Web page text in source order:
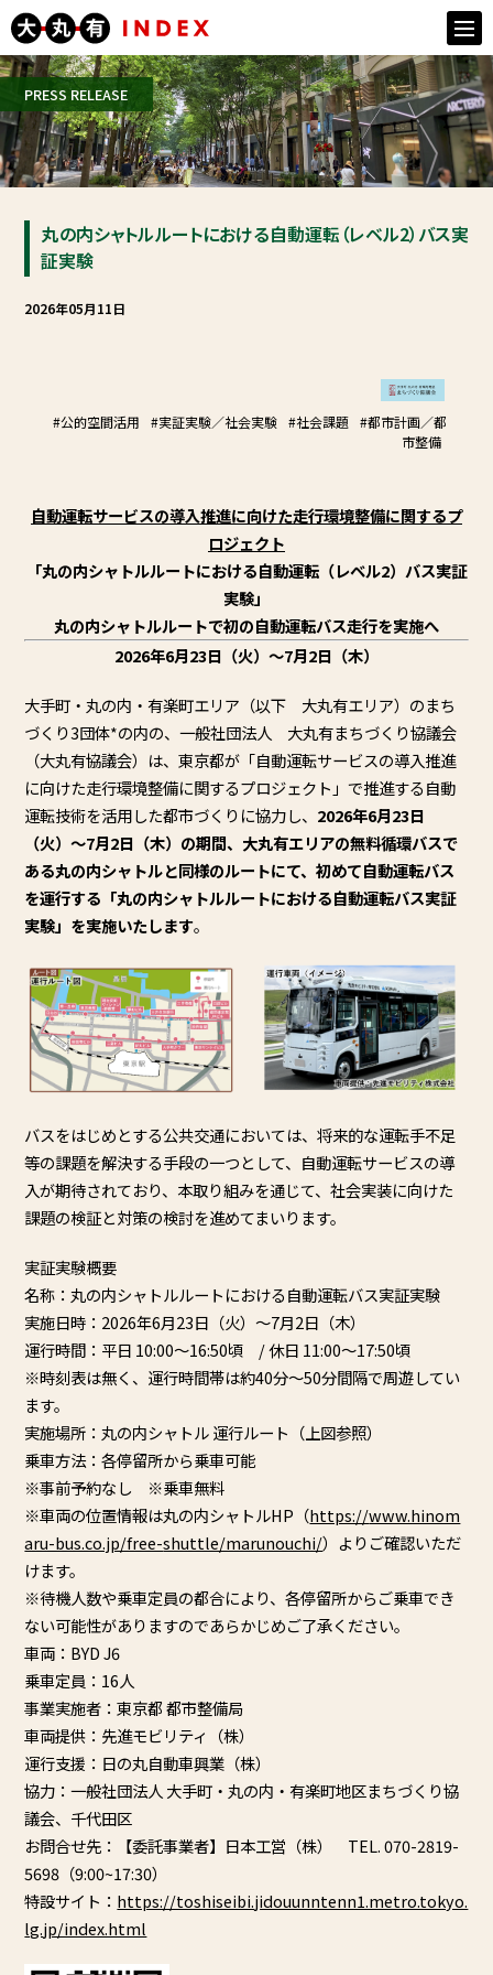
PRESS RELEASE
丸の内シャトルルートにおける自動運転（レベル2）バス実
証実験
2026年05月11日
#公的空間活用 #実証実験／社会実験 #社会課題
#都市計画／都
市整備
自動運転サービスの導入推進に向けた走行環境整備に関するプ
ロジェクト
「丸の内シャトルルートにおける自動運転（レベル2） バス実証
実験」
丸の内シャトルルートで初の自動運転バス走行を実施へ
2026年6月23日（火）～7月2日（木）
大手町・丸の内・有楽町エリア（以下 大丸有エリア）のまち
づくり3団体*の内の、一般社団法人 大丸有まちづくり協議会
（大丸有協議会）は、東京都が「自動運転サービスの導入推進
に向けた走行環境整備に関するプロジェクト」で推進する自動
運転技術を活用した都市づくりに協力し、 2026年6月23日
（火）～7月2日（木）の期間、 大丸有エリアの無料循環バスで
ある丸の内シャトルと同様のルートにて、初めて自動運転バス
を運行する「丸の内シャトルルートにおける自動運転バス実証
実験」 を実施いたします。
バスをはじめとする公共交通においては、将来的な運転手不足
等の課題を解決する手段の一つとして、 自動運転サービスの導
入が期待されており、本取り組みを通じて、社会実装に向けた
課題の検証と対策の検討を進めてまいります。
実証実験概要
名称：丸の内シャトルルートにおける自動運転バス実証実験
実施日時：2026年6月23日（火）～7月2日（木）
運行時間：平日 10:00～16:50頃 / 休日 11:00～17:50頃
※時刻表は無く、運行時間帯は約40分～50分間隔で周遊してい
ます。
実施場所：丸の内シャトル 運行ルート（上図参照）
乗車方法：各停留所から乗車可能
※事前予約なし ※乗車無料
※車両の位置情報は丸の内シャトルHP（https://www.hinom
aru-bus.co.jp/free-shuttle/marunouchi/） よりご確認いただ
けます。
※待機人数や乗車定員の都合により、各停留所からご乗車でき
ない可能性がありますのであらかじめご了承ください。
車両：BYD J6
乗車定員：16人
事業実施者：東京都 都市整備局
車両提供：先進モビリティ（株）
運行支援：日の丸自動車興業（株）
協力：一般社団法人 大手町・丸の内・有楽町地区まちづくり協
議会、千代田区
お問合せ先：【委託事業者】日本工営（株） TEL. 070-2819-
5698（9:00~17:30）
特設サイト： https://toshiseibi.jidouunntenn1.metro.tokyo.
lg.jp/index.html